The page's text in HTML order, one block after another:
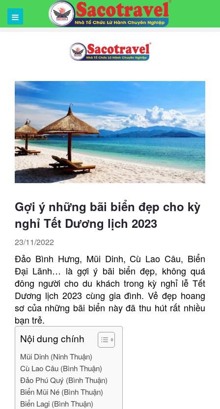
Gợi ý những bãi biển đẹp cho kỳ
nghỉ Tết Dương lịch 2023
23/11/2022
Đảo Bình Hưng, Mũi Dinh, Cù Lao Câu, Biển
Đại Lãnh… là gợi ý bãi biển đẹp, không quá
đông người cho du khách trong kỳ nghỉ lễ Tết
Dương lịch 2023 cùng gia đình. Vẻ đẹp hoang
sơ của những bãi biển này đã thu hút rất nhiều
bạn trẻ.
Nội dung chính
Mũi Dinh (Ninh Thuận)
Cù Lao Câu (Bình Thuận)
Đảo Phú Quý (Bình Thuận)
Biển Mũi Né (Bình Thuận)
Biển Lagi (Bình Thuận)